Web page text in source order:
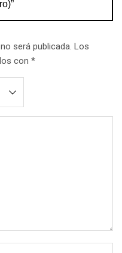
será publicada. Los
con *